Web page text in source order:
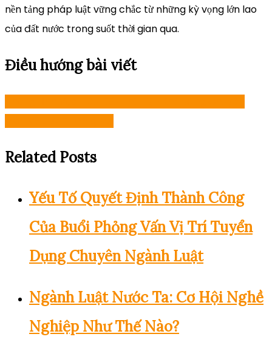
nền tảng pháp luật vững chắc từ những kỳ vọng lớn lao
của đất nước trong suốt thời gian qua.
Điều hướng bài viết
Related Posts
Yếu Tố Quyết Định Thành Công
Của Buổi Phỏng Vấn Vị Trí Tuyển
Dụng Chuyên Ngành Luật
Ngành Luật Nước Ta: Cơ Hội Nghề
Nghiệp Như Thế Nào?